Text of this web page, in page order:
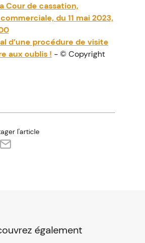
Cour de cassation,
du 11 mai 2023,
d’une procédure de visite
aux oublis ! - © Copyright
l'article
également